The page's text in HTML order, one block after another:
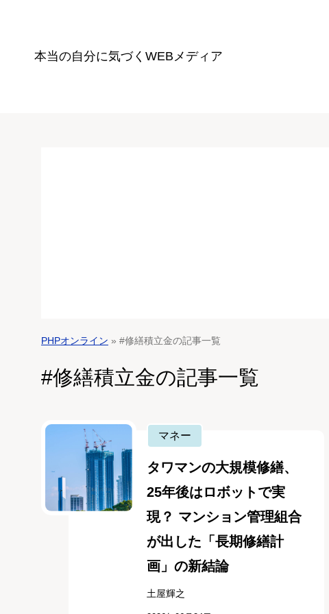
本当の自分に気づく WEBメディア
PHPオンライン » #修繕積立金の記事一覧
#修繕積立金の記事一覧
マネー
タワマンの大規模修繕、
25年後はロボットで実
現？ マンション管理組合
が出した「長期修繕計
画」の新結論
土屋輝之